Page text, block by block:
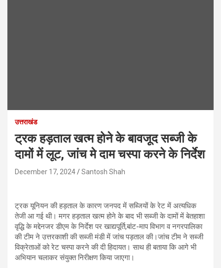
उत्तराखंड
ट्रक हड़ताल खत्म होने के बावजूद सब्जी के
दामों में लूट, जांच मे दाम चस्पा करने के निर्देश
December 17, 2024 Santosh Shah
ट्रक यूनियन की हड़ताल के कारण जनपद में सब्जियों के रेट में अत्यधिक
तेजी आ गई थी। मगर हड़ताल खत्म होने के बाद भी सब्जी के दामों में बेतहाशा
वृद्धि के मद्देनजर डीएम के निर्देश पर खाद्यपूर्ति,बांट-माप विभाग व नगरपालिका
की टीम ने उत्तरकाशी की सब्जी मंडी में जांच पड़ताल की।जांच टीम ने सब्जी
विक्रेताओं को रेट चस्पा करने की दी हिदायत। साथ ही बताया कि आगे भी
अभियान चलाकर संयुक्त निरीक्षण किया जाएगा।